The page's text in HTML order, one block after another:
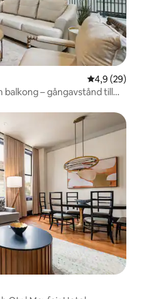
4,9 av 5 i
4,9 (29)
– gångavstånd till